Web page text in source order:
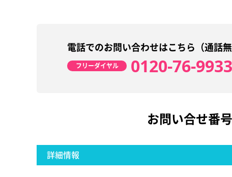
電話でのお問い合わせはこちら（通話無
フリーダイヤル 0120-76-9933
お問い合せ番号
詳細情報